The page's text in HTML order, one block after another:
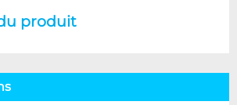
produit